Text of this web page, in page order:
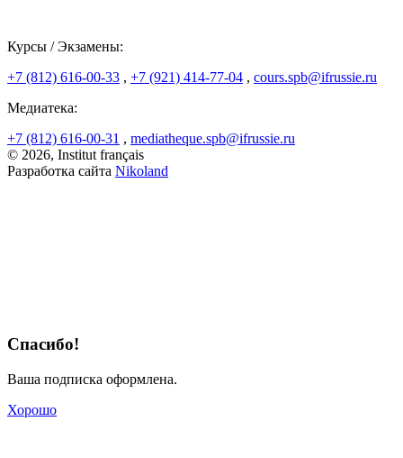
Курсы / Экзамены:
+7 (812) 616-00-33 , +7 (921) 414-77-04 , cours.spb@ifrussie.ru
Медиатека:
+7 (812) 616-00-31 , mediatheque.spb@ifrussie.ru
© 2026, Institut français
Разработка сайта Nikoland
Спасибо!
Ваша подписка оформлена.
Хорошо